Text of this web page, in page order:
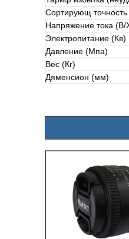
Сортирующ точность
Напряжение тока (В/
Электропитание (Кв)
Давление (Мпа)
Вес (Кг)
Дяменсион (мм)